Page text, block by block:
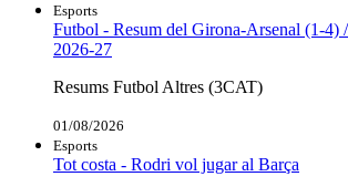
Esports
Futbol - Resum del Girona-Arsenal (1-4)
2026-27
Resums Futbol Altres (3CAT)
01/08/2026
Esports
Tot costa - Rodri vol jugar al Barça